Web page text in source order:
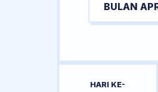
BULAN
HARI KE-